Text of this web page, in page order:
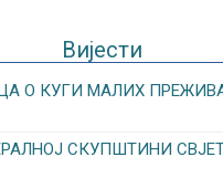
Вијести
О КУГИ МАЛИХ
СКУПШТИНИ